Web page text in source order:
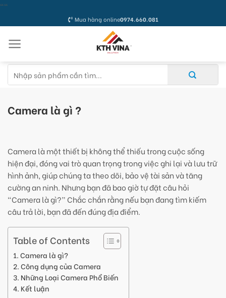
""
content
Mua hàng online0974.660.081
kiếm:
Camera là gì ?
Camera là một thiết bị không thể thiếu trong cuộc sống
hiện đại, đóng vai trò quan trọng trong việc ghi lại và lưu trữ
hình ảnh, giúp chúng ta theo dõi, bảo vệ tài sản và tăng
cường an ninh. Nhưng bạn đã bao giờ tự đặt câu hỏi
“Camera là gì?” Chắc chắn rằng nếu bạn đang tìm kiếm
câu trả lời, bạn đã đến đúng địa điểm.
Table of Contents
Camera là gì?
Công dụng của Camera
Những Loại Camera Phổ Biến
Kết luận